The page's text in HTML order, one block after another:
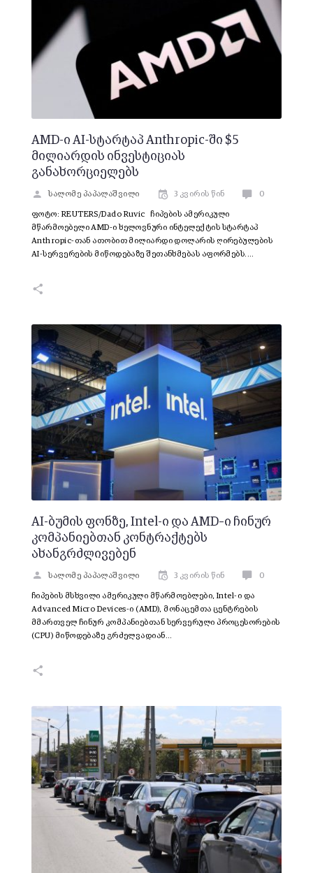
AMD-ი AI-სტარტაპ Anthropic-ში $5
მილიარდის ინვესტიციას
განახორციელებს
სალომე პაპალაშვილი 3 კვირის წინ 0
ფოტო: REUTERS/Dado Ruvic ჩიპების ამერიკული
მწარმოებელი AMD-ი ხელოვნური ინტელექტის სტარტაპ
Anthropic-თან ათობით მილიარდი დოლარის ღირებულების
AI-სერვერების მიწოდებაზე შეთანხმებას აფორმებს.…
AI-ბუმის ფონზე, Intel-ი და AMD–ი ჩინურ
კომპანიებთან კონტრაქტებს
ახანგრძლივებენ
სალომე პაპალაშვილი 3 კვირის წინ 0
ჩიპების მსხვილი ამერიკული მწარმოებლები, Intel-ი და
Advanced Micro Devices-ი (AMD), მონაცემთა ცენტრების
მმართველ ჩინურ კომპანიებთან სერვერული პროცესორების
(CPU) მიწოდებაზე გრძელვადიან…